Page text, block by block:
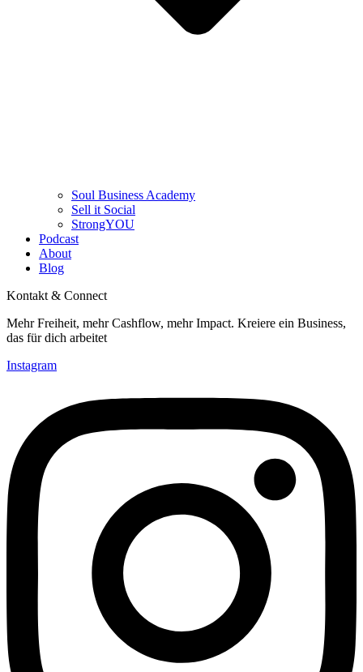
Soul Business Academy
Sell it Social
StrongYOU
Podcast
About
Blog
Kontakt & Connect
Mehr Freiheit, mehr Cashflow, mehr Impact. Kreiere ein Business,
das für dich arbeitet
Instagram